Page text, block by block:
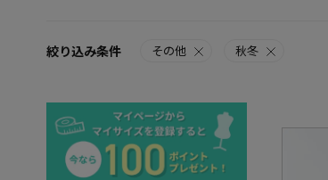
絞り込み条件 その他 秋冬